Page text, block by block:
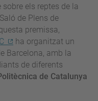
els reptes de la
de Plens de
premissa,
ha organitzat un
Barcelona, amb la
de diferents
de Catalunya